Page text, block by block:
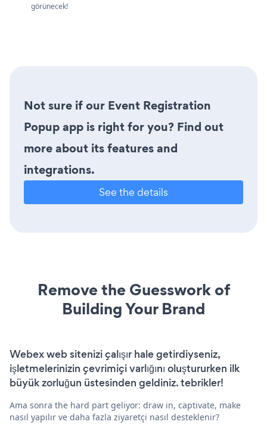
görünecek!
Not sure if our Event Registration
Popup app is right for you? Find out
more about its features and
integrations.
See the details
Remove the Guesswork of
Building Your Brand
Webex web sitenizi çalışır hale getirdiyseniz,
işletmelerinizin çevrimiçi varlığını oluştururken ilk
büyük zorluğun üstesinden geldiniz. tebrikler!
Ama sonra the hard part geliyor: draw in, captivate, make
nasıl yapılır ve daha fazla ziyaretçi nasıl desteklenir?